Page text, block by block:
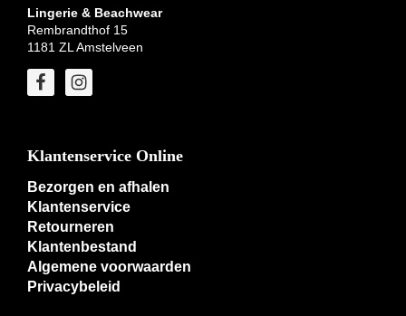
Lingerie & Beachwear
Rembrandthof 15
1181 ZL Amstelveen
Klantenservice Online
Bezorgen en afhalen
Klantenservice
Retourneren
Klantenbestand
Algemene voorwaarden
Privacybeleid